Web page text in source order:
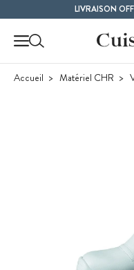
LIVRAISON
Accueil Matériel CHR